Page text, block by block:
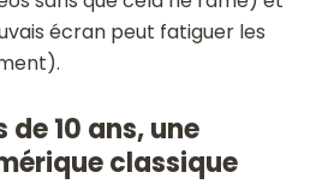
écran peut fatiguer les
de 10 ans, une
classique